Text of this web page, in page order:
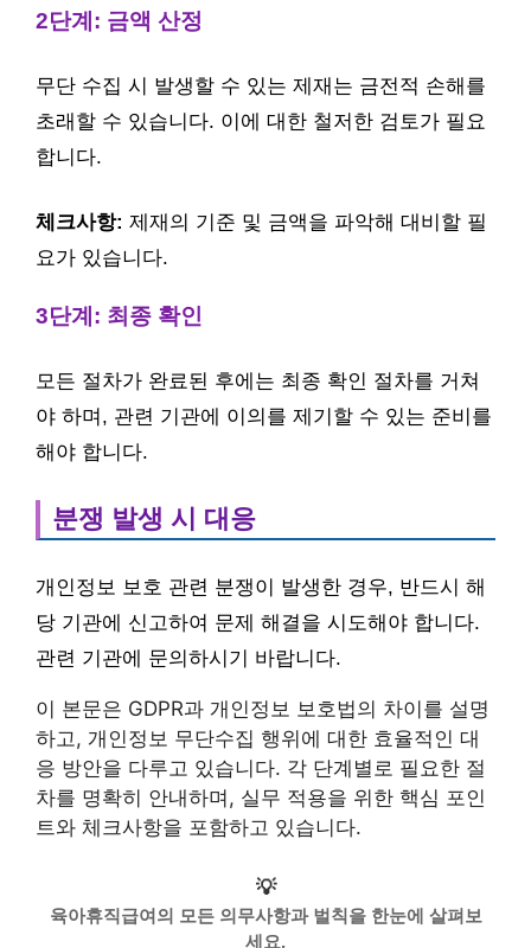
2단계: 금액 산정
무단 수집 시 발생할 수 있는 제재는 금전적 손해를
초래할 수 있습니다. 이에 대한 철저한 검토가 필요
합니다.
체크사항: 제재의 기준 및 금액을 파악해 대비할 필
요가 있습니다.
3단계: 최종 확인
모든 절차가 완료된 후에는 최종 확인 절차를 거쳐
야 하며, 관련 기관에 이의를 제기할 수 있는 준비를
해야 합니다.
분쟁 발생 시 대응
개인정보 보호 관련 분쟁이 발생한 경우, 반드시 해
당 기관에 신고하여 문제 해결을 시도해야 합니다.
관련 기관에 문의하시기 바랍니다.
이 본문은 GDPR과 개인정보 보호법의 차이를 설명
하고, 개인정보 무단수집 행위에 대한 효율적인 대
응 방안을 다루고 있습니다. 각 단계별로 필요한 절
차를 명확히 안내하며, 실무 적용을 위한 핵심 포인
트와 체크사항을 포함하고 있습니다.
💡
육아휴직급여의 모든 의무사항과 벌칙을 한눈에 살펴보
세요.